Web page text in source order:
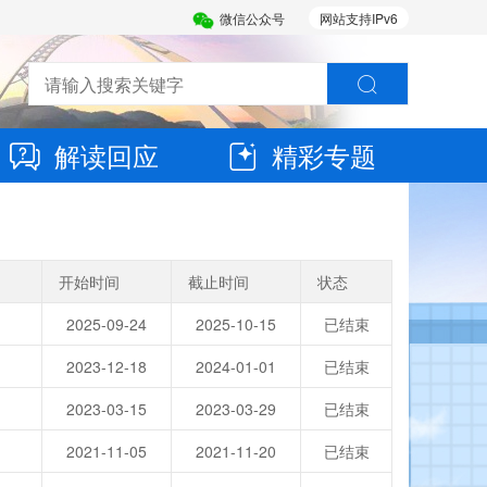
网站支持IPv6
微信公众号
解读回应 精彩专题
开始时间 截止时间
状态
2025-09-24
2025-10-15
已结束
2023-12-18
2024-01-01
已结束
2023-03-15
2023-03-29
已结束
2021-11-05
2021-11-20
已结束